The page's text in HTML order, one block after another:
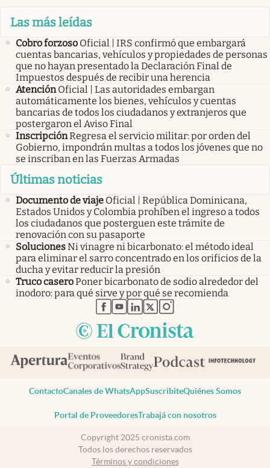
Las más leídas
Cobro forzoso Oficial | IRS confirmó que embargará
cuentas bancarias, vehículos y propiedades de personas
que no hayan presentado la Declaración Final de
Impuestos después de recibir una herencia
Atención Oficial | Las autoridades embargan
automáticamente los bienes, vehículos y cuentas
bancarias de todos los ciudadanos y extranjeros que
postergaron el Aviso Final
InscripciónRegresa el servicio militar: por orden del
Gobierno, impondrán multas a todos los jóvenes que no
se inscriban en las Fuerzas Armadas
Últimas noticias
Documento de viaje Oficial | República Dominicana,
Estados Unidos y Colombia prohíben el ingreso a todos
los ciudadanos que posterguen este trámite de
renovación con su pasaporte
SolucionesNi vinagre ni bicarbonato: el método ideal
para eliminar el sarro concentrado en los orificios de la
ducha y evitar reducir la presión
Truco caseroPoner bicarbonato de sodio alrededor del
inodoro: para qué sirve y por qué se recomienda
abre en nueva pestaña
abre en nueva pestaña
abre en nueva pestaña
abre en nueva pestaña
abre en nueva pestaña
ContactoCanales de WhatsAppSuscribiteQuiénes Somos
Portal de ProveedoresTrabajá con nosotros
Copyright 2025 cronista.com
Todos los derechos reservados
Términos y condiciones